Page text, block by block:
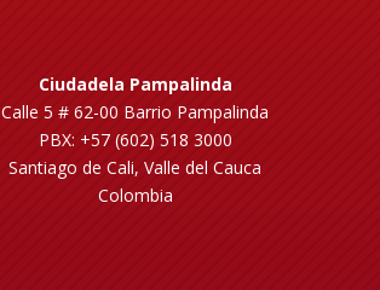
Ciudadela Pampalinda
Calle 5 # 62-00 Barrio Pampalinda
PBX: +57 (602) 518 3000
Santiago de Cali, Valle del Cauca
Colombia